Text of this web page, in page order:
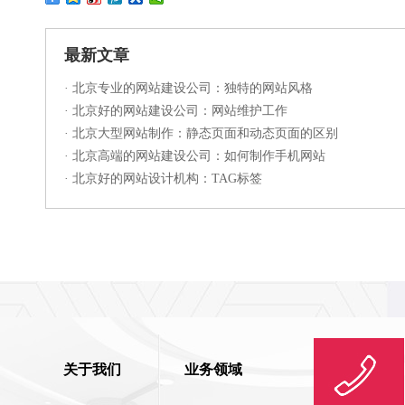
最新文章
· 北京专业的网站建设公司：独特的网站风格
· 北京好的网站建设公司：网站维护工作
· 北京大型网站制作：静态页面和动态页面的区别
· 北京高端的网站建设公司：如何制作手机网站
· 北京好的网站设计机构：TAG标签
关于我们 业务领域 联系我们